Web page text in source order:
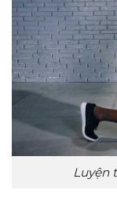
Luyện